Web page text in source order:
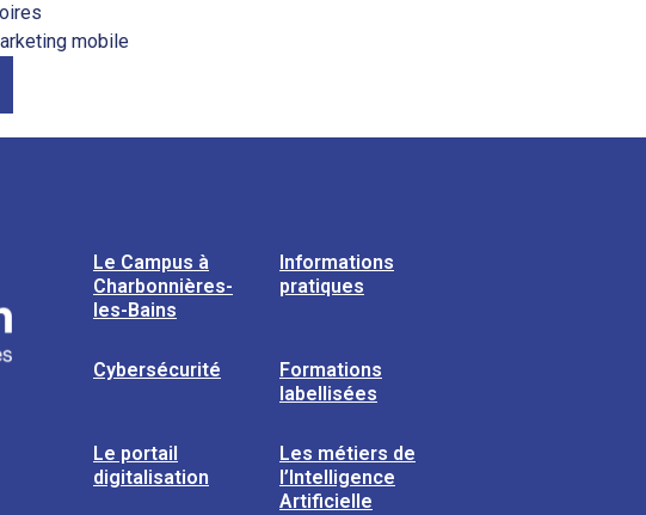
mobile
Le Campus à
Charbonnières-
les-Bains
Informations
pratiques
Cybersécurité
Formations
labellisées
Le portail
digitalisation
Les métiers de
l’Intelligence
Artificielle